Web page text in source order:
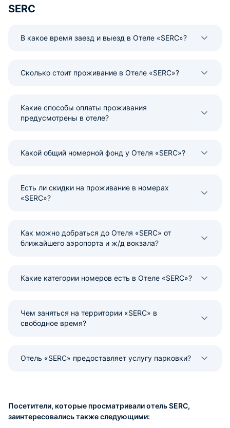
SERC
В какое время заезд и выезд в Отеле «SERC»?
Сколько стоит проживание в Отеле «SERC»?
Какие способы оплаты проживания
предусмотрены в отеле?
Какой общий номерной фонд у Отеля «SERC»?
Есть ли скидки на проживание в номерах
«SERC»?
Как можно добраться до Отеля «SERC» от
ближайшего аэропорта и ж/д вокзала?
Какие категории номеров есть в Отеле «SERC»?
Чем заняться на территории «SERC» в
свободное время?
Отель «SERC» предоставляет услугу парковки?
Посетители, которые просматривали отель SERC,
заинтересовались также следующими: